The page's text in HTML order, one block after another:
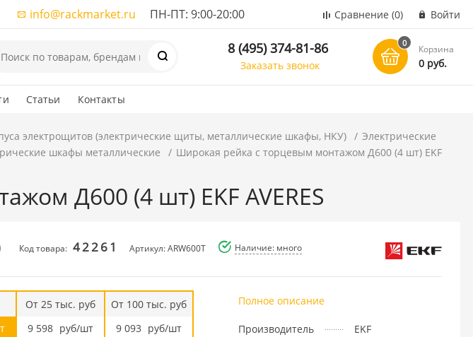
info@rackmarket.ru ПН-ПТ: 9:00-20:00 Сравнение (0) Войти
8 (495) 374-81-86
Заказать звонок
0
Корзина
0 руб.
Статьи Контакты
электрощитов (электрические щиты, металлические шкафы, НКУ)
Электрические
шкафы металлические
Широкая рейка с торцевым монтажом Д600 (4 шт) EKF
Д600 (4 шт) EKF AVERES
Код товара: 42261 Артикул: ARW600T Наличие: много
От 25 тыс. руб
9 598 руб/шт
От 100 тыс. руб
9 093 руб/шт
Полное описание
Производитель EKF